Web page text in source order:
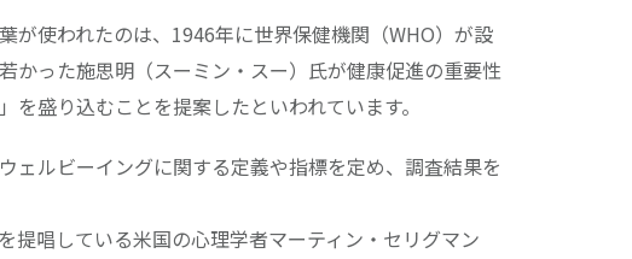
が使われたのは、1946年に世界保健機関（WHO）が設
かった施思明（スーミン・スー）氏が健康促進の重要性
を盛り込むことを提案したといわれています。
ェルビーイングに関する定義や指標を定め、調査結果を
提唱している米国の心理学者マーティン・セリグマン